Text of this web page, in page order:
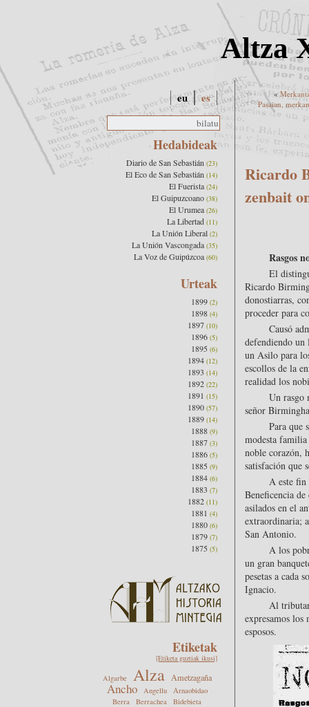
Altza
«
Pasaian,
Ricardo
zenbait
Rasgos
El
Ricardo
donostiarras,
proceder para
Causó
defendiendo un
un Asilo para
escollos de la
realidad los
Un rasgo
señor
Para que
modesta familia
noble corazón,
satisfación que
A este fin
Beneficencia
asilados en el
extraordinaria;
San Antonio.
A los
un gran
pesetas a cada
Ignacio.
Al
expresamos los
esposos.
eu es
Hedabideak
Diario de San Sebastián (23)
El Eco de San Sebastián (14)
El Fuerista (24)
El Guipuzcoano (38)
El Urumea (26)
La Libertad (11)
La Unión Liberal (2)
La Unión Vascongada (35)
La Voz de Guipúzcoa (60)
Urteak
1899 (2)
1898 (4)
1897 (10)
1896 (5)
1895 (6)
1894 (12)
1893 (14)
1892 (22)
1891 (15)
1890 (57)
1889 (14)
1888 (9)
1887 (3)
1886 (5)
1885 (9)
1884 (6)
1883 (7)
1882 (11)
1881 (4)
1880 (6)
1879 (7)
1875 (5)
Etiketak
[Etiketa guztiak ikusi]
Algarbe Alza Ametzagaña
Ancho Angellu
Arnaobidao
Berra
Berrachea
Bidebieta